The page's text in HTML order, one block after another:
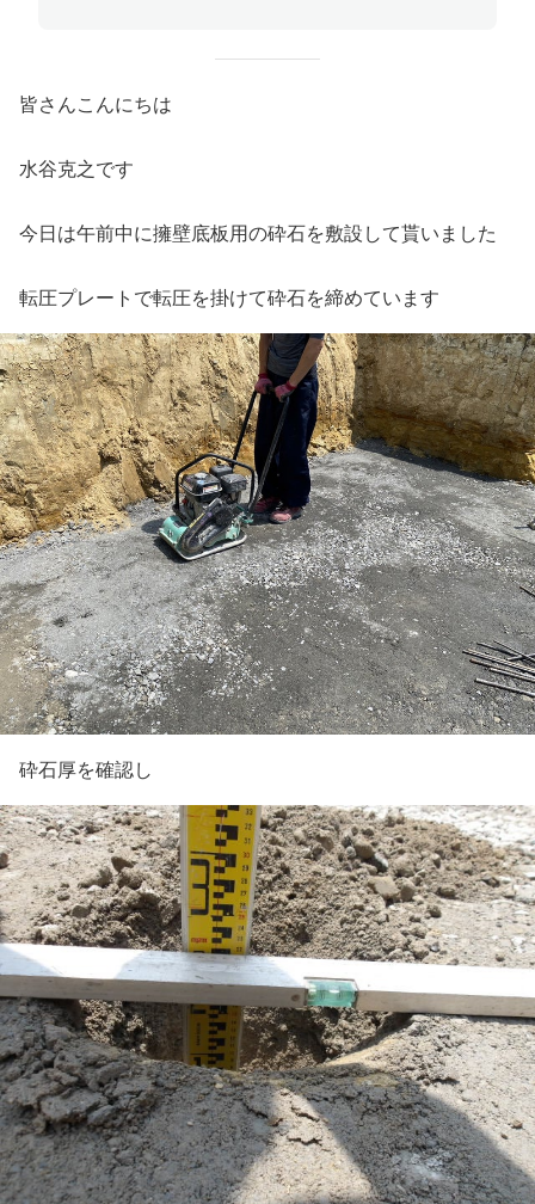
皆さんこんにちは
水谷克之です
今日は午前中に擁壁底板用の砕石を敷設して貰いました
転圧プレートで転圧を掛けて砕石を締めています
砕石厚を確認し